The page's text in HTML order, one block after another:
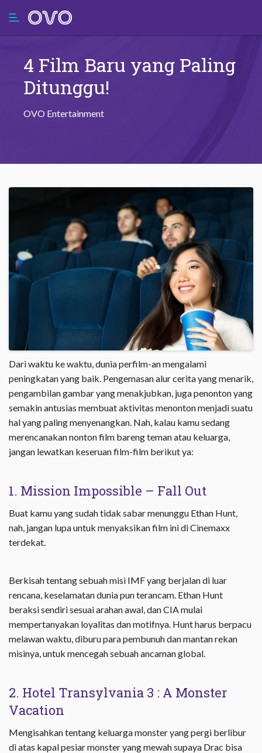
4 Film Baru yang Paling
Ditunggu!
OVO Entertainment
Dari waktu ke waktu, dunia perfilm-an mengalami
peningkatan yang baik. Pengemasan alur cerita yang menarik,
pengambilan gambar yang menakjubkan, juga penonton yang
semakin antusias membuat aktivitas menonton menjadi suatu
hal yang paling menyenangkan. Nah, kalau kamu sedang
merencanakan nonton film bareng teman atau keluarga,
jangan lewatkan keseruan film-film berikut ya:
1. Mission Impossible – Fall Out
Buat kamu yang sudah tidak sabar menunggu Ethan Hunt,
nah, jangan lupa untuk menyaksikan film ini di Cinemaxx
terdekat.
Berkisah tentang sebuah misi IMF yang berjalan di luar
rencana, keselamatan dunia pun terancam. Ethan Hunt
beraksi sendiri sesuai arahan awal, dan CIA mulai
mempertanyakan loyalitas dan motifnya. Hunt harus berpacu
melawan waktu, diburu para pembunuh dan mantan rekan
misinya, untuk mencegah sebuah ancaman global.
2. Hotel Transylvania 3 : A Monster
Vacation
Mengisahkan tentang keluarga monster yang pergi berlibur
di atas kapal pesiar monster yang mewah supaya Drac bisa